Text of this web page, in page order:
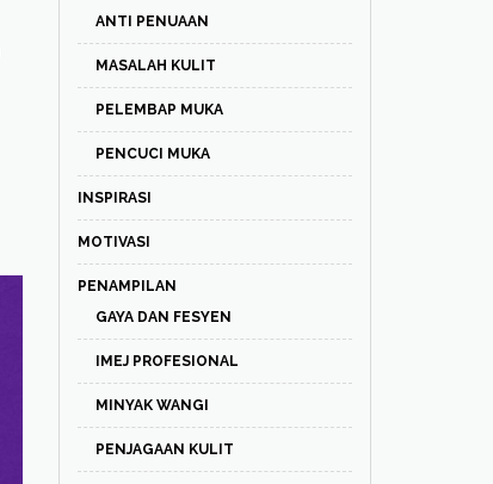
ANTI PENUAAN
MASALAH KULIT
PELEMBAP MUKA
PENCUCI MUKA
INSPIRASI
MOTIVASI
PENAMPILAN
GAYA DAN FESYEN
IMEJ PROFESIONAL
MINYAK WANGI
PENJAGAAN KULIT